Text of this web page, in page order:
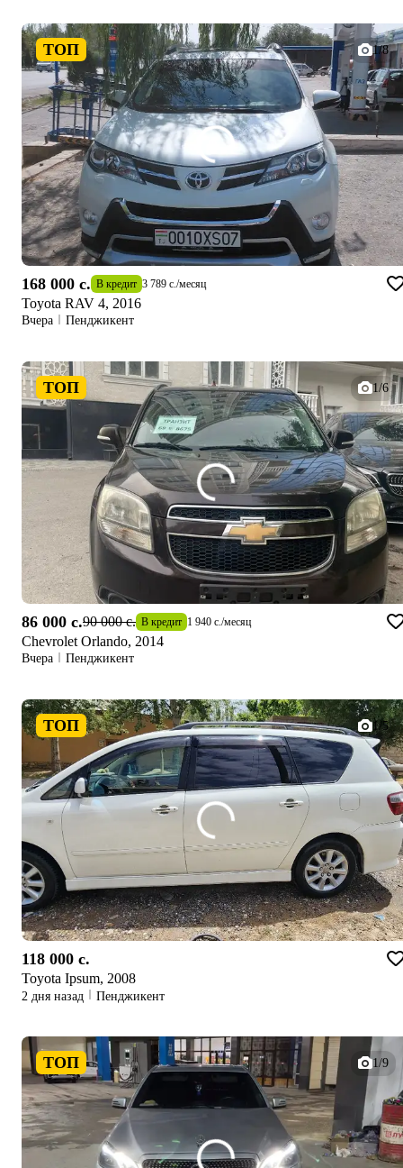
ТОП 1/8
168 000 c. В кредит 3 789 c. /месяц
Toyota RAV 4, 2016
Вчера Пенджикент
ТОП 1/6
86 000 c.90 000 c. В кредит 1 940 c. /месяц
Chevrolet Orlando, 2014
Вчера Пенджикент
ТОП 1/5
118 000 c.
Toyota Ipsum, 2008
2 дня назад Пенджикент
ТОП 1/9